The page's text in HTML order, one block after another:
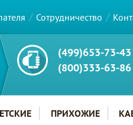
Сотрудничество
(499)653-73-43
(800)333-63-86
ПРИХОЖИЕ